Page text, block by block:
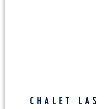
CHALET LAS